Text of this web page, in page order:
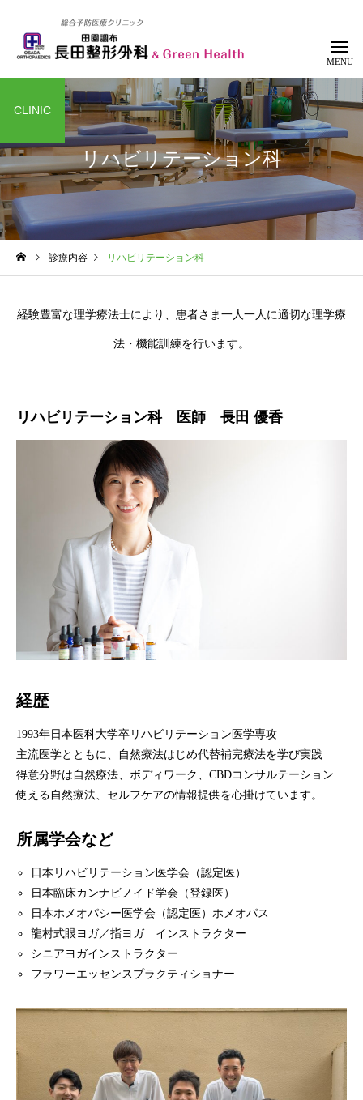
整形外科 リハビリテー
リハビリテーション科
CLINIC
診療内容 リハビリテーション科
経験豊富な理学療法士により、患者さま一人一人に適切な理学療
法・機能訓練を行います。
リハビリテーション科 医師 長田 優香
経歴
1993年日本医科大学卒リハビリテーション医学専攻
主流医学とともに、自然療法はじめ代替補完療法を学び実践
得意分野は自然療法、ボディワーク、CBDコンサルテーション
使える自然療法、セルフケアの情報提供を心掛けています。
所属学会など
日本リハビリテーション医学会（認定医）
日本臨床カンナビノイド学会（登録医）
日本ホメオパシー医学会（認定医）ホメオパス
龍村式眼ヨガ／指ヨガ インストラクター
シニアヨガインストラクター
フラワーエッセンスプラクティショナー